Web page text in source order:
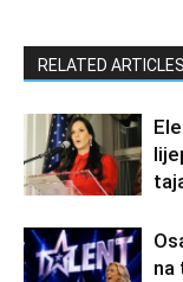
RELATED ARTICLES
na